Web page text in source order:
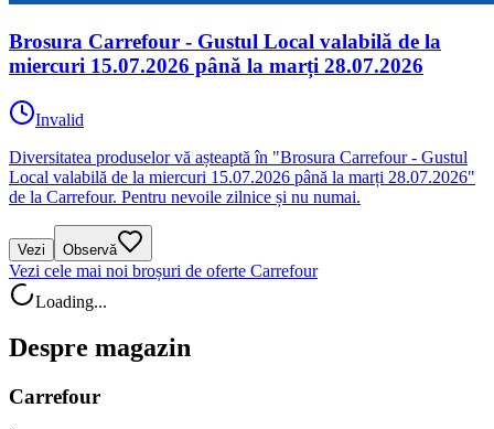
Brosura Carrefour - Gustul Local valabilă de la
miercuri 15.07.2026 până la marți 28.07.2026
Invalid
Diversitatea produselor vă așteaptă în "Brosura Carrefour - Gustul
Local valabilă de la miercuri 15.07.2026 până la marți 28.07.2026"
de la Carrefour. Pentru nevoile zilnice și nu numai.
Vezi Observă
Vezi cele mai noi broșuri de oferte Carrefour
Loading...
Despre magazin
Carrefour